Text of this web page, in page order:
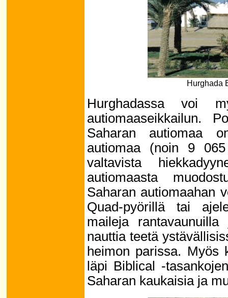
Hurghada
Hurghadassa voi
autiomaaseikkailun.
Saharan autiomaa
autiomaa (noin 9
valtavista
autiomaasta
Saharan autiomaahan
Quad-pyörillä tai
maileja
nauttia teetä
heimon parissa. Myös
läpi Biblical -
Saharan kaukaisia ja